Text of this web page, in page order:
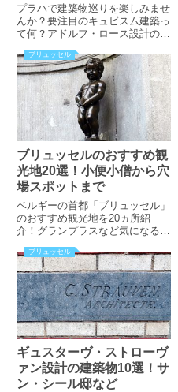
プラハで建築物巡りを楽しみませ
んか？要注目のキュビスム建築っ
て何？アドルフ・ロース設計のモ
ンツ・カフカが暮らした家とは？
ブリュッセル
ブリュッセルのおすすめ観
光地20選！小便小僧から穴
場スポットまで
ベルギーの首都「ブリュッセル」
のおすすめ観光地を20ヵ所紹
介！グランプラスなど気になる3
銀行が穴場スポットだった？小便
小僧、王立美術館など定番スポッ
トもしっかり掲載。地図付きで場
所も安心です！
ブリュッセル
ギュスターヴ・ストローヴ
ァン設計の建築物10選！サ
ン・シール邸など